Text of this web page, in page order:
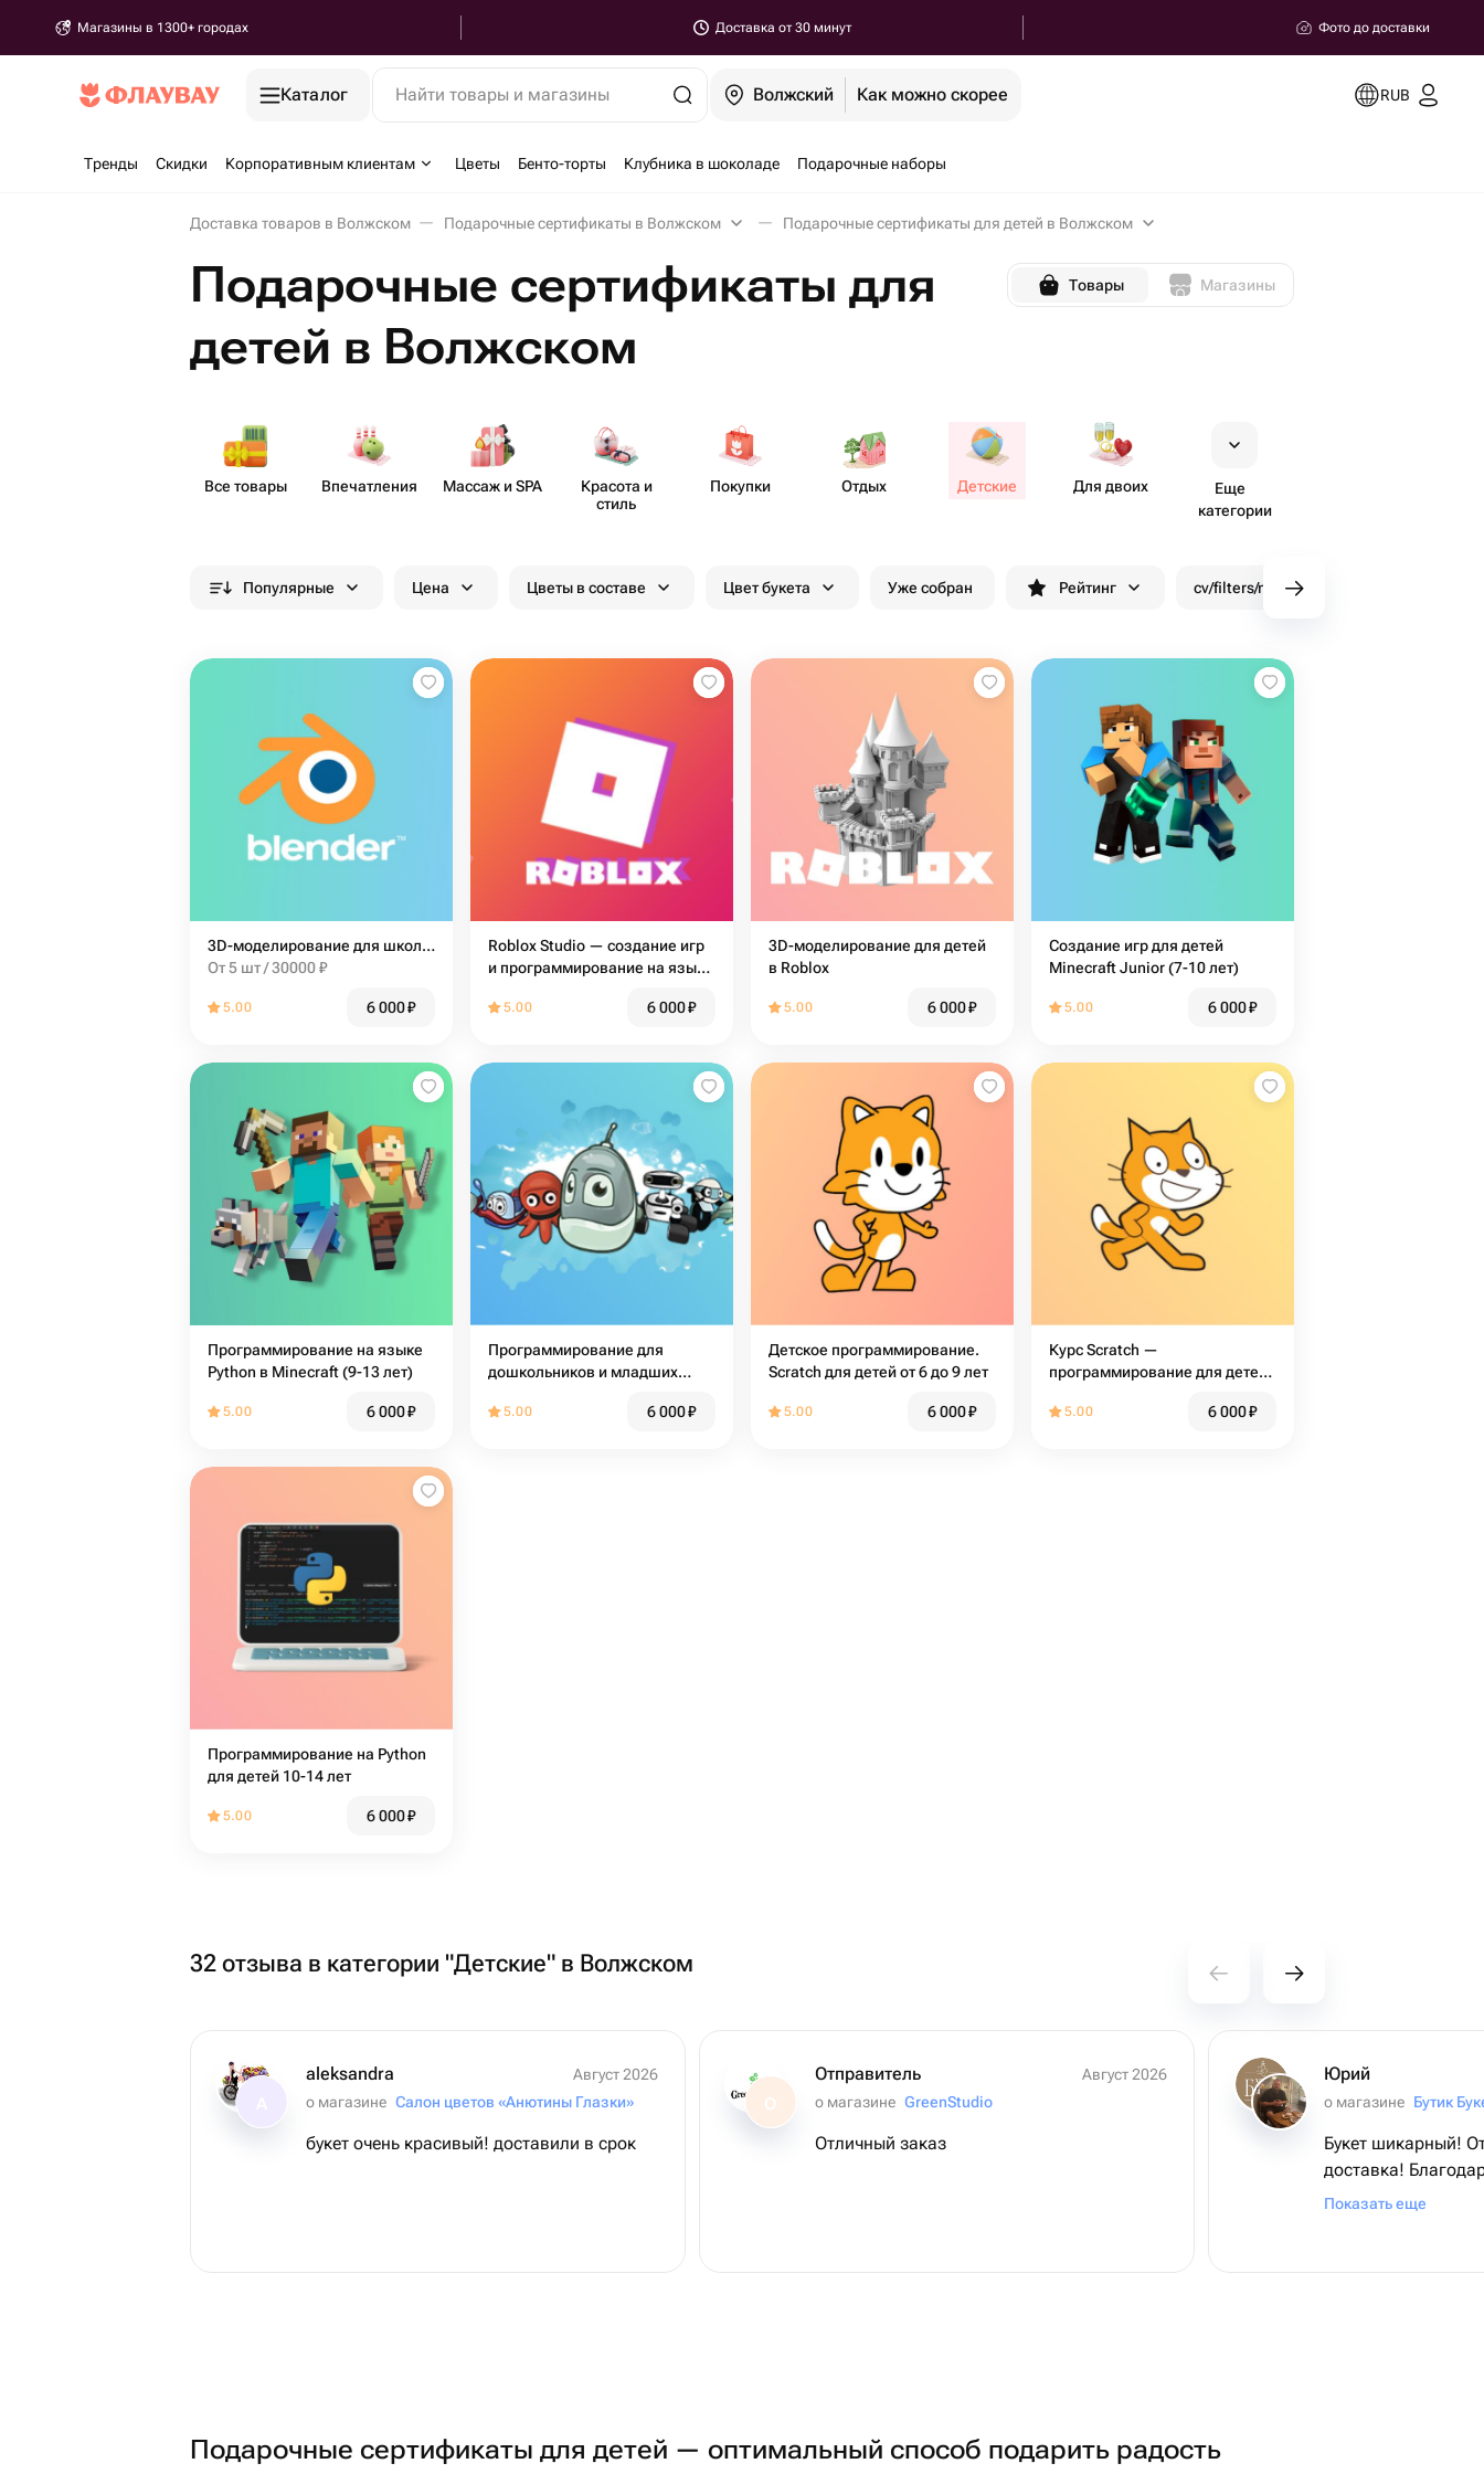
Магазины в 1300+ городах Доставка от 30 минут Фото до доставки
Каталог Найти товары и магазины Волжский Как можно скорее RUB
Тренды Скидки Корпоративным клиентам Цветы Бенто-торты Клубника в шоколаде Подарочные наборы
Доставка товаров в Волжском Подарочные сертификаты в Волжском Подарочные сертификаты для детей в Волжском
Подарочные сертификаты для
детей в Волжском
Товары Магазины
Все товары Впеча​тления Массаж и SPA
Красота и
стиль
Покупки Отдых Детские Для двоих
Еще
категории
Популярные Цена Цветы в составе Цвет букета Уже собран Рейтинг cv/filters/name_fast_delivery
3D-моделирование для школьников в Blender (13-17 лет)
От 5 шт / 30000 ₽
5.00 6 000₽
Roblox Studio — создание игр
и программирование на языке
5.00 6 000₽
3D-моделирование для детей
в Roblox
5.00 6 000₽
Создание игр для детей
Minecraft Junior (7-10 лет)
5.00 6 000₽
Программирование на языке
Python в Minecraft (9-13 лет)
5.00 6 000₽
Программирование для
дошкольников и младших
5.00 6 000₽
Детское программирование.
Scratch для детей от 6 до 9 лет
5.00 6 000₽
Курс Scratch —
программирование для детей
5.00 6 000₽
Программирование на Python
для детей 10-14 лет
5.00 6 000₽
32 отзыва в категории "Детские" в Волжском
aleksandra
Август 2026
о магазине Салон цветов «Анютины Глазки»
букет очень красивый! доставили в срок
О
Отправитель
Август 2026
о магазине GreenStudio
Отличный заказ
Юрий
о магазине Бутик
Букет шикарный!
доставка!
букет, -
Показать еще
Подарочные сертификаты для детей — оптимальный способ подарить радость